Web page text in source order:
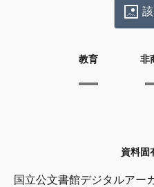
教育 非
資料固
国立公文書館デジタルアー